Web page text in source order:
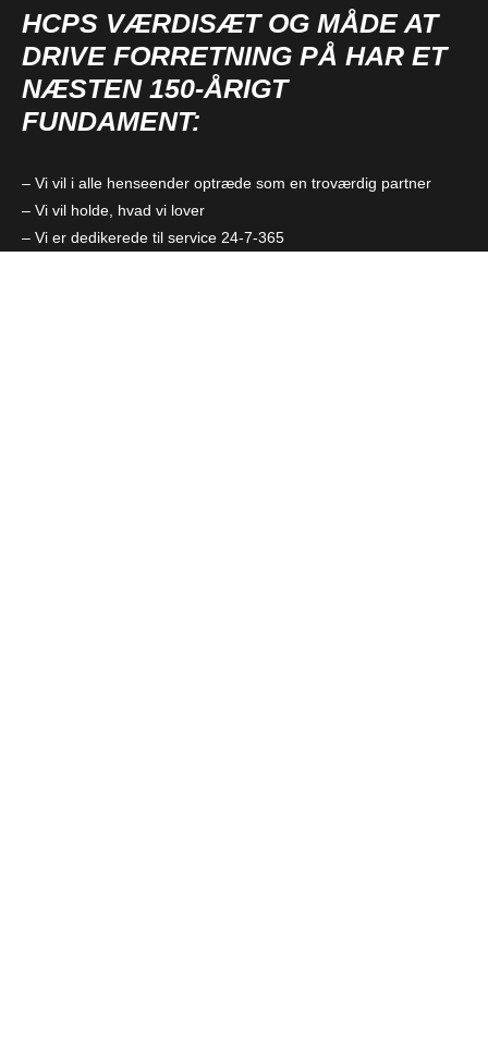
HCPS VÆRDISÆT OG MÅDE AT
DRIVE FORRETNING PÅ HAR ET
NÆSTEN 150-ÅRIGT
FUNDAMENT:
– Vi vil i alle henseender optræde som en troværdig partner
– Vi vil holde, hvad vi lover
– Vi er dedikerede til service 24-7-365